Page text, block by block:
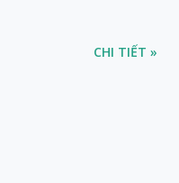
CHI TIẾT »